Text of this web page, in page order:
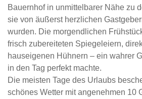
Bauernhof in unmittelbarer Nähe zu
sie von äußerst herzlichen
wurden. Die morgendlichen
frisch zubereiteten Spiegeleiern,
hauseigenen Hühnern – ein wahrer
in den Tag perfekt machte.
Die meisten Tage des Urlaubs
schönes Wetter mit angenehmen 10